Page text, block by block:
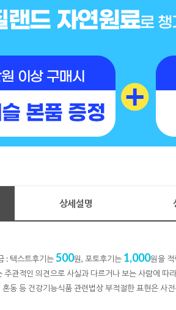
상세설명
: 텍스트후기는500원, 포토후기는 1,000원을 적
주관적인 의견으로 사실과 다르거나 보는 사람에 따
혼동 등 건강기능식품 관련법상 부적절한 표현은 사